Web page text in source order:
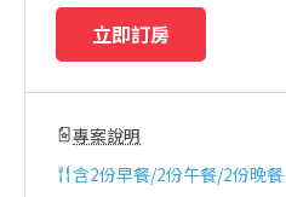
立即訂房
專案說明
含2份早餐/2份午餐/2份晚餐